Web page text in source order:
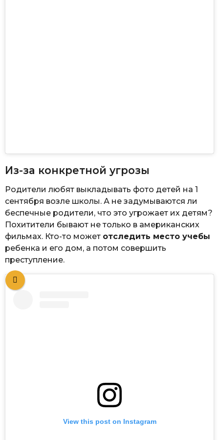
Из-за конкретной угрозы
Родители любят выкладывать фото детей на 1
сентября возле школы. А не задумываются ли
беспечные родители, что это угрожает их детям?
Похитители бывают не только в американских
фильмах. Кто-то может отследить место учебы
ребенка и его дом, а потом совершить
преступление.
View this post on Instagram